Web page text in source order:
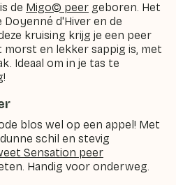
de Migo© peer geboren. Het
d'Hiver en de
kruising krijg je een peer
morst en lekker sappig is, met
Ideaal om in je tas te
blos wel op een appel! Met
schil en stevig
Sensation peer
Handig voor onderweg.